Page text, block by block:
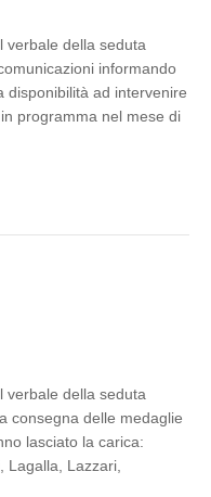
verbale della seduta
informando
disponibilità ad intervenire
programma nel mese di
verbale della seduta
consegna delle medaglie
lasciato la carica:
Lagalla, Lazzari,